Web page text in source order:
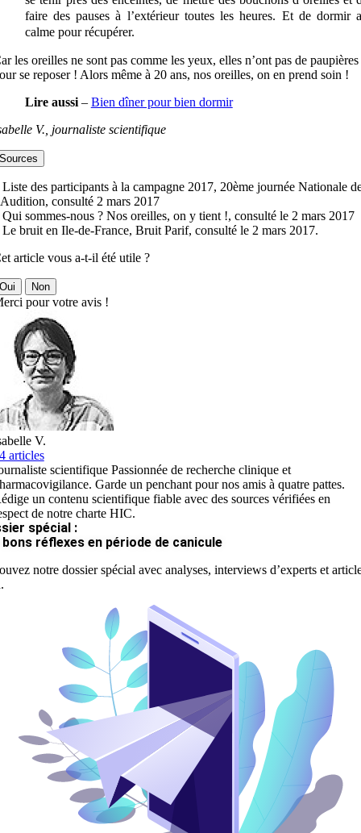
faire des pauses à l’extérieur toutes les heures. Et de dormir
calme pour récupérer.
les oreilles ne sont pas comme les yeux, elles n’ont pas de paupières
se reposer ! Alors même à 20 ans, nos oreilles, on en prend soin !
Lire aussi– Bien dîner pour bien dormir
V., journaliste scientifique
des participants à la campagne 2017, 20ème journée Nationale
consulté 2 mars 2017
sommes-nous ? Nos oreilles, on y tient !, consulté le 2 mars 2017
bruit en Ile-de-France, Bruit Parif, consulté le 2 mars 2017.
article vous a-t-il été utile ?
Non
pour votre avis !
V.
articles
scientifique Passionnée de recherche clinique et
Garde un penchant pour nos amis à quatre pattes.
un contenu scientifique fiable avec des sources vérifiées en
de notre charte HIC.
spécial :
bons réflexes en période de canicule
notre dossier spécial avec analyses, interviews d’experts et